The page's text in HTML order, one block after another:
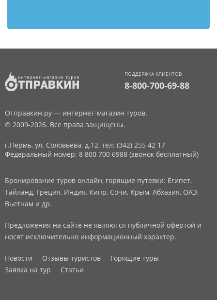
ПОДДЕРЖКА КЛИЕНТОВ
8-800-700-69-88
Отправкин.ру — интернет-магазин туров.
© 2009-2026. Все права защищены.
г.Пермь, ул. Соловьева, д.12, тел: (342) 255 42 17
Федеральный номер: 8 800 700 6988 (звонок бесплатный)
Бронирование туров онлайн, горящие путевки: Египет,
Тайланд, Греция, Индия, Кипр, Сочи, Крым, Абхазия, ОАЭ,
Вьетнам и др.
Предложения на сайте не являются публичной офертой и
носят исключительно информационный характер.
Новости Отзывы туристов
Горящие туры
Заявка на тур
Статьи